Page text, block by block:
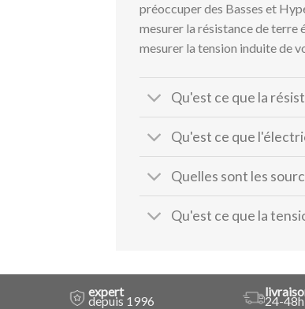
préoccuper des Basses et
mesurer la résistance de
mesurer la tension induite de
Qu'est ce que la
Qu'est ce que
Quelles sont les
Qu'est ce que la
expert
depuis 1996 24-48h